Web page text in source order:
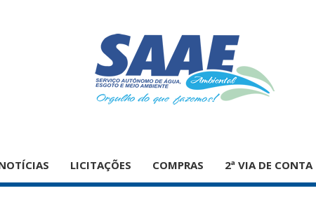
LICITAÇÕES COMPRAS 2ª VIA DE CONTA